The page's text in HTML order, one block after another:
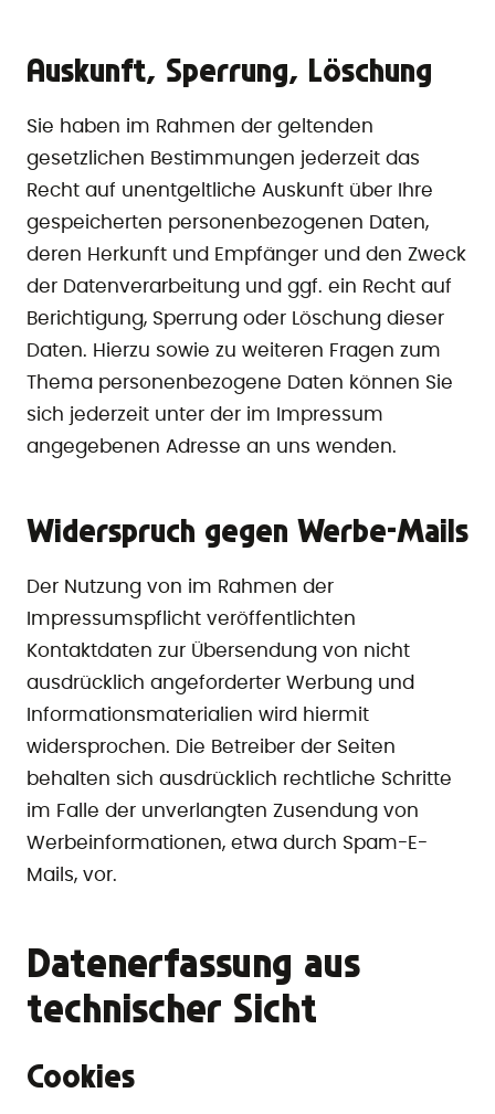
Auskunft, Sperrung, Löschung
Sie haben im Rahmen der geltenden
gesetzlichen Bestimmungen jederzeit das
Recht auf unentgeltliche Auskunft über Ihre
gespeicherten personenbezogenen Daten,
deren Herkunft und Empfänger und den Zweck
der Datenverarbeitung und ggf. ein Recht auf
Berichtigung, Sperrung oder Löschung dieser
Daten. Hierzu sowie zu weiteren Fragen zum
Thema personenbezogene Daten können Sie
sich jederzeit unter der im Impressum
angegebenen Adresse an uns wenden.
Widerspruch gegen Werbe-Mails
Der Nutzung von im Rahmen der
Impressumspflicht veröffentlichten
Kontaktdaten zur Übersendung von nicht
ausdrücklich angeforderter Werbung und
Informationsmaterialien wird hiermit
widersprochen. Die Betreiber der Seiten
behalten sich ausdrücklich rechtliche Schritte
im Falle der unverlangten Zusendung von
Werbeinformationen, etwa durch Spam-E-
Mails, vor.
Datenerfassung aus
technischer Sicht
Cookies